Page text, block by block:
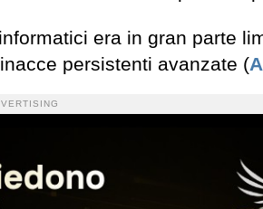
era in gran parte
persistenti avanzate (